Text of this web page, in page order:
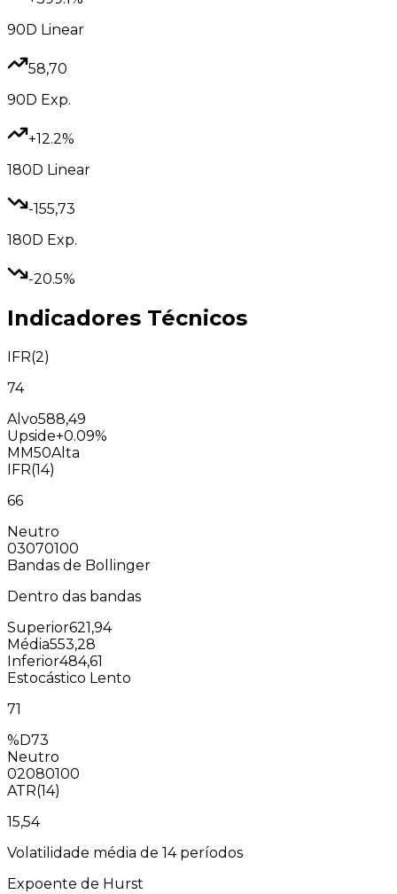
90D Linear
58,70
90D Exp.
+12.2%
180D Linear
-155,73
180D Exp.
-20.5%
Indicadores Técnicos
IFR(2)
74
Alvo588,49
Upside+0.09%
MM50Alta
IFR(14)
66
Neutro
03070100
Bandas de Bollinger
Dentro das bandas
Superior621,94
Média553,28
Inferior484,61
Estocástico Lento
71
%D73
Neutro
02080100
ATR(14)
15,54
Volatilidade média de 14 períodos
Expoente de Hurst